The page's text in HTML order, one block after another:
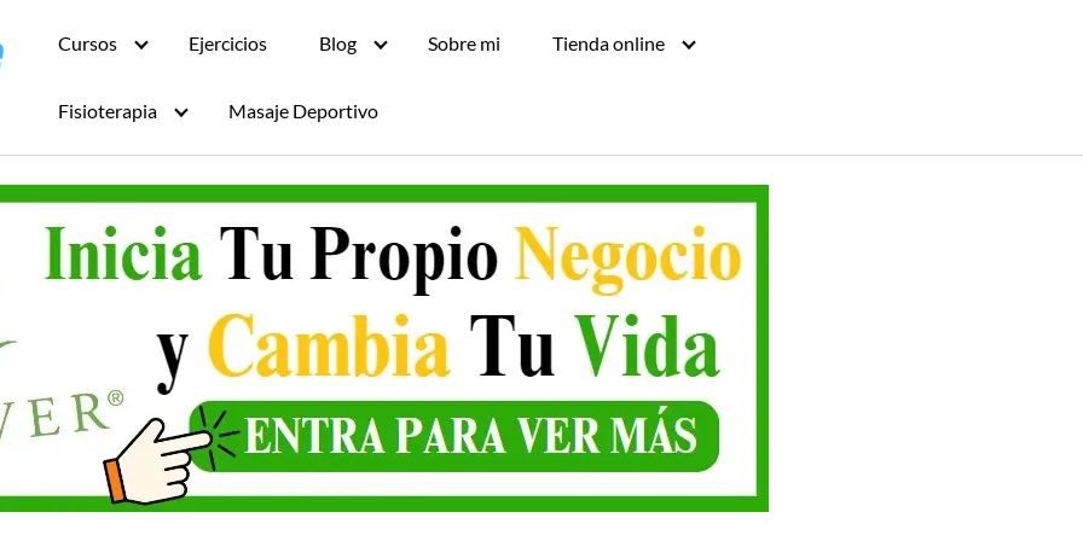
Cursos Ejercicios Blog Sobre mi Tienda online
Fisioterapia Masaje Deportivo